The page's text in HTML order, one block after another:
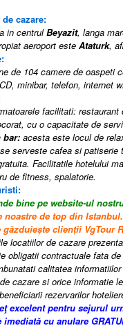
cazare:
in centrulBeyazit, langa
aeroport este Ataturk,
de 104 camere de oaspeti
minibar, telefon, internet
facilitati:
cu o capacitate de
bar: acesta este locul de
serveste cafea si patiserie
Facilitatile hotelului
de fitness, spalatorie.
bine pe website-ul
noastre de top din Istanbul.
clienții VgTour
locatiilor de cazare
obligatii contractuale fata
calitatea
cazare si orice informatie
rezervarilor
excelent pentru sejurul
cu anulare